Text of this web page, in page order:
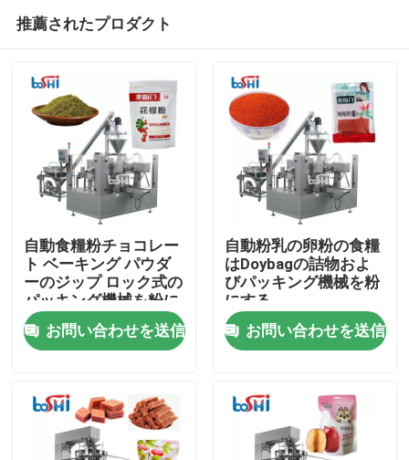
ホーム
企業情報
接触
推薦されたプロダクト
自動食糧粉チョコレー
ト ベーキング パウダ
ーのジップ ロック式の
パッキング機械を粉に
するため
お問い合わせを送信
自動粉乳の卵粉の食糧
はDoybagの詰物およ
びパッキング機械を粉
にする
お問い合わせを送信